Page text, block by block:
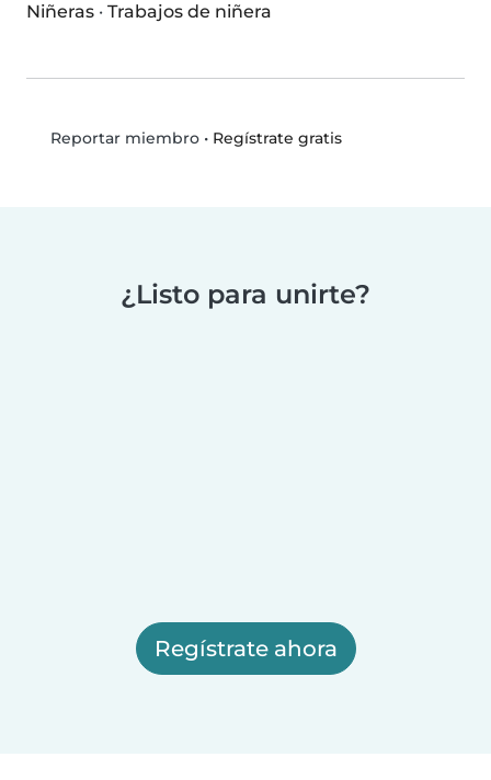
Niñeras · Trabajos de niñera
Reportar miembro• Regístrate gratis
¿Listo para unirte?
Regístrate ahora